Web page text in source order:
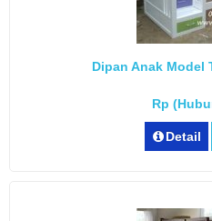
Dipan Anak Model
Rp
Detail